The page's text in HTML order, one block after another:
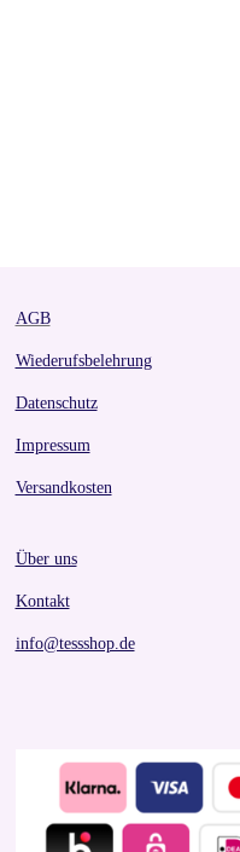
AGB
Wiederufsbelehrung
Datenschutz
Impressum
Versandkosten
Über uns
Kontakt
info@tessshop.de